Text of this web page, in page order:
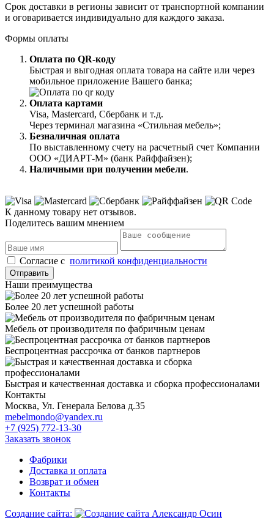
Срок доставки в регионы зависит от транспортной компании
и оговаривается индивидуально для каждого заказа.
Формы оплаты
Оплата по QR-коду
Быстрая и выгодная оплата товара на сайте или через
мобильное приложение Вашего банка;
Оплата картами
Visa, Mastercard, Сбербанк и т.д.
Через терминал магазина «Стильная мебель»;
Безналичная оплата
По выставленному счету на расчетный счет Компании
ООО «ДИАРТ-М» (банк Райффайзен);
Наличными при получении мебели.
К данному товару нет отзывов.
Поделитесь вашим мнением
Cогласие с политикой конфиденциальности
Отправить
Наши преимущества
Более 20 лет успешной работы
Мебель от производителя по фабричным ценам
Беспроцентная рассрочка от банков партнеров
Быстрая и качественная доставка и сборка профессионалами
Контакты
Москва, Ул. Генерала Белова д.35
mebelmondo@yandex.ru
+7 (925) 772-13-30
Заказать звонок
Фабрики
Доставка и оплата
Возврат и обмен
Контакты
Создание сайта: